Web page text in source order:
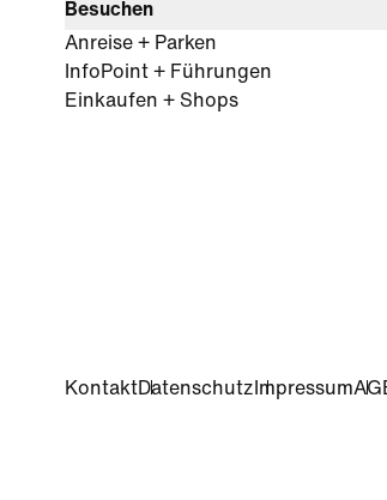
Besuchen
Anreise + Parken
InfoPoint + Führungen
Einkaufen + Shops
KontaktDatenschutz Impressum